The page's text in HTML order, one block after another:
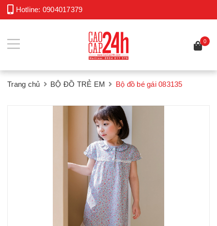
Hotline: 0904017379
0
Trang chủ BỘ ĐỒ TRẺ EM Bộ đồ bé gái 083135